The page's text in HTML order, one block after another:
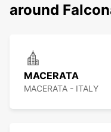
around
MACERATA
MACERATA - ITALY